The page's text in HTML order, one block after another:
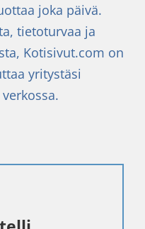
joka päivä.
tietoturvaa ja
Kotisivut.com on
yritystäsi